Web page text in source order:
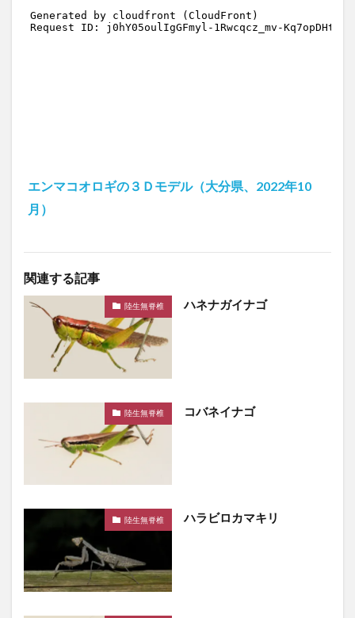
エンマコオロギの３Ｄモデル（大分県、2022年10
月）
関連する記事
陸生無脊椎 ハネナガイナゴ
陸生無脊椎 コバネイナゴ
陸生無脊椎 ハラビロカマキリ